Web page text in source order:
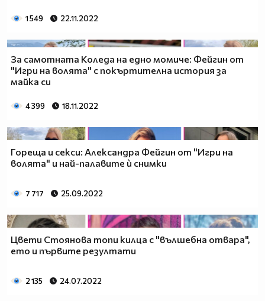
1 549 22.11.2022
За самотната Коледа на едно момиче: Фейгин от
"Игри на волята" с покъртителна история за
майка си
4 399 18.11.2022
Гореща и секси: Александра Фейгин от "Игри на
волята" и най-палавите ѝ снимки
7 717 25.09.2022
Цвети Стоянова топи килца с "вълшебна отвара",
ето и първите резултати
2 135 24.07.2022